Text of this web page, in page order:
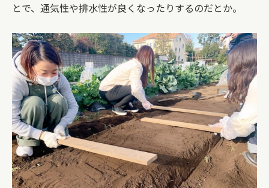
とで、通気性や排水性が良くなったりするのだとか。